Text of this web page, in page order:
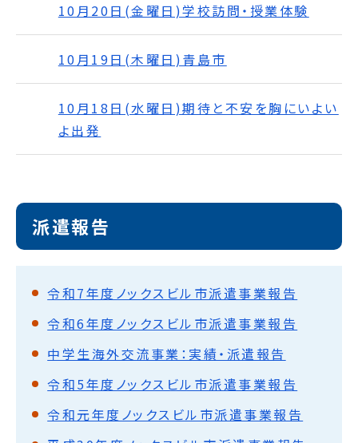
10月20日(金曜日)学校訪問・授業体験
10月19日(木曜日)青島市
10月18日(水曜日)期待と不安を胸にいよい
よ出発
派遣報告
令和7年度ノックスビル市派遣事業報告
令和6年度ノックスビル市派遣事業報告
中学生海外交流事業：実績・派遣報告
令和5年度ノックスビル市派遣事業報告
令和元年度ノックスビル市派遣事業報告